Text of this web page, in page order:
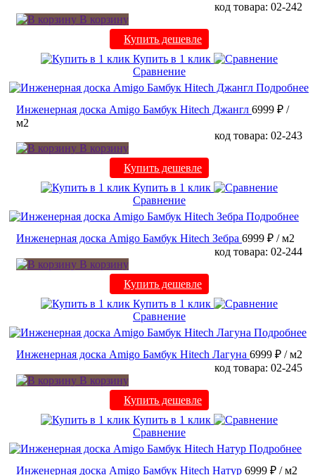
код товара: 02-242
В корзину
Купить дешевле
Купить в 1 клик
Сравнение
Подробнее
Инженерная доска Amigo Бамбук Hitech Джангл 6999 ₽ /
м2
код товара: 02-243
В корзину
Купить дешевле
Купить в 1 клик
Сравнение
Подробнее
Инженерная доска Amigo Бамбук Hitech Зебра 6999 ₽ / м2
код товара: 02-244
В корзину
Купить дешевле
Купить в 1 клик
Сравнение
Подробнее
Инженерная доска Amigo Бамбук Hitech Лагуна 6999 ₽ / м2
код товара: 02-245
В корзину
Купить дешевле
Купить в 1 клик
Сравнение
Подробнее
Инженерная доска Amigo Бамбук Hitech Натур 6999 ₽ / м2